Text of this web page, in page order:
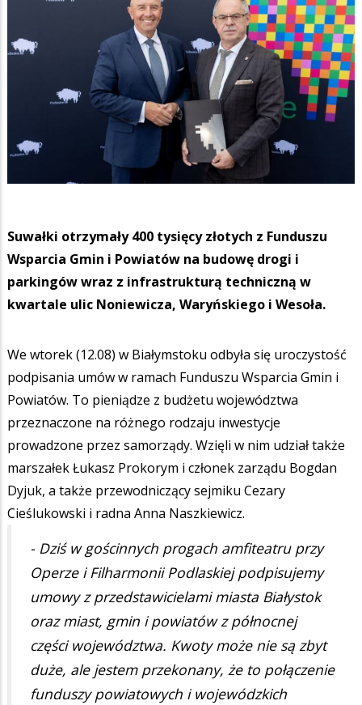
Suwałki otrzymały 400 tysięcy złotych z Funduszu
Wsparcia Gmin i Powiatów na budowę drogi i
parkingów wraz z infrastrukturą techniczną w
kwartale ulic Noniewicza, Waryńskiego i Wesoła.
We wtorek (12.08) w Białymstoku odbyła się uroczystość
podpisania umów w ramach Funduszu Wsparcia Gmin i
Powiatów. To pieniądze z budżetu województwa
przeznaczone na różnego rodzaju inwestycje
prowadzone przez samorządy. Wzięli w nim udział także
marszałek Łukasz Prokorym i członek zarządu Bogdan
Dyjuk, a także przewodniczący sejmiku Cezary
Cieślukowski i radna Anna Naszkiewicz.
- Dziś w gościnnych progach amfiteatru przy
Operze i Filharmonii Podlaskiej podpisujemy
umowy z przedstawicielami miasta Białystok
oraz miast, gmin i powiatów z północnej
części województwa. Kwoty może nie są zbyt
duże, ale jestem przekonany, że to połączenie
funduszy powiatowych i wojewódzkich